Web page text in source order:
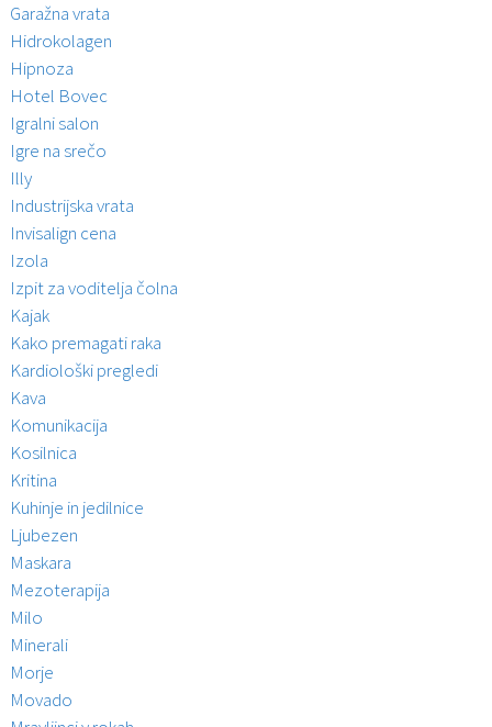
Garažna vrata
Hidrokolagen
Hipnoza
Hotel Bovec
Igralni salon
Igre na srečo
Illy
Industrijska vrata
Invisalign cena
Izola
Izpit za voditelja čolna
Kajak
Kako premagati raka
Kardiološki pregledi
Kava
Komunikacija
Kosilnica
Kritina
Kuhinje in jedilnice
Ljubezen
Maskara
Mezoterapija
Milo
Minerali
Morje
Movado